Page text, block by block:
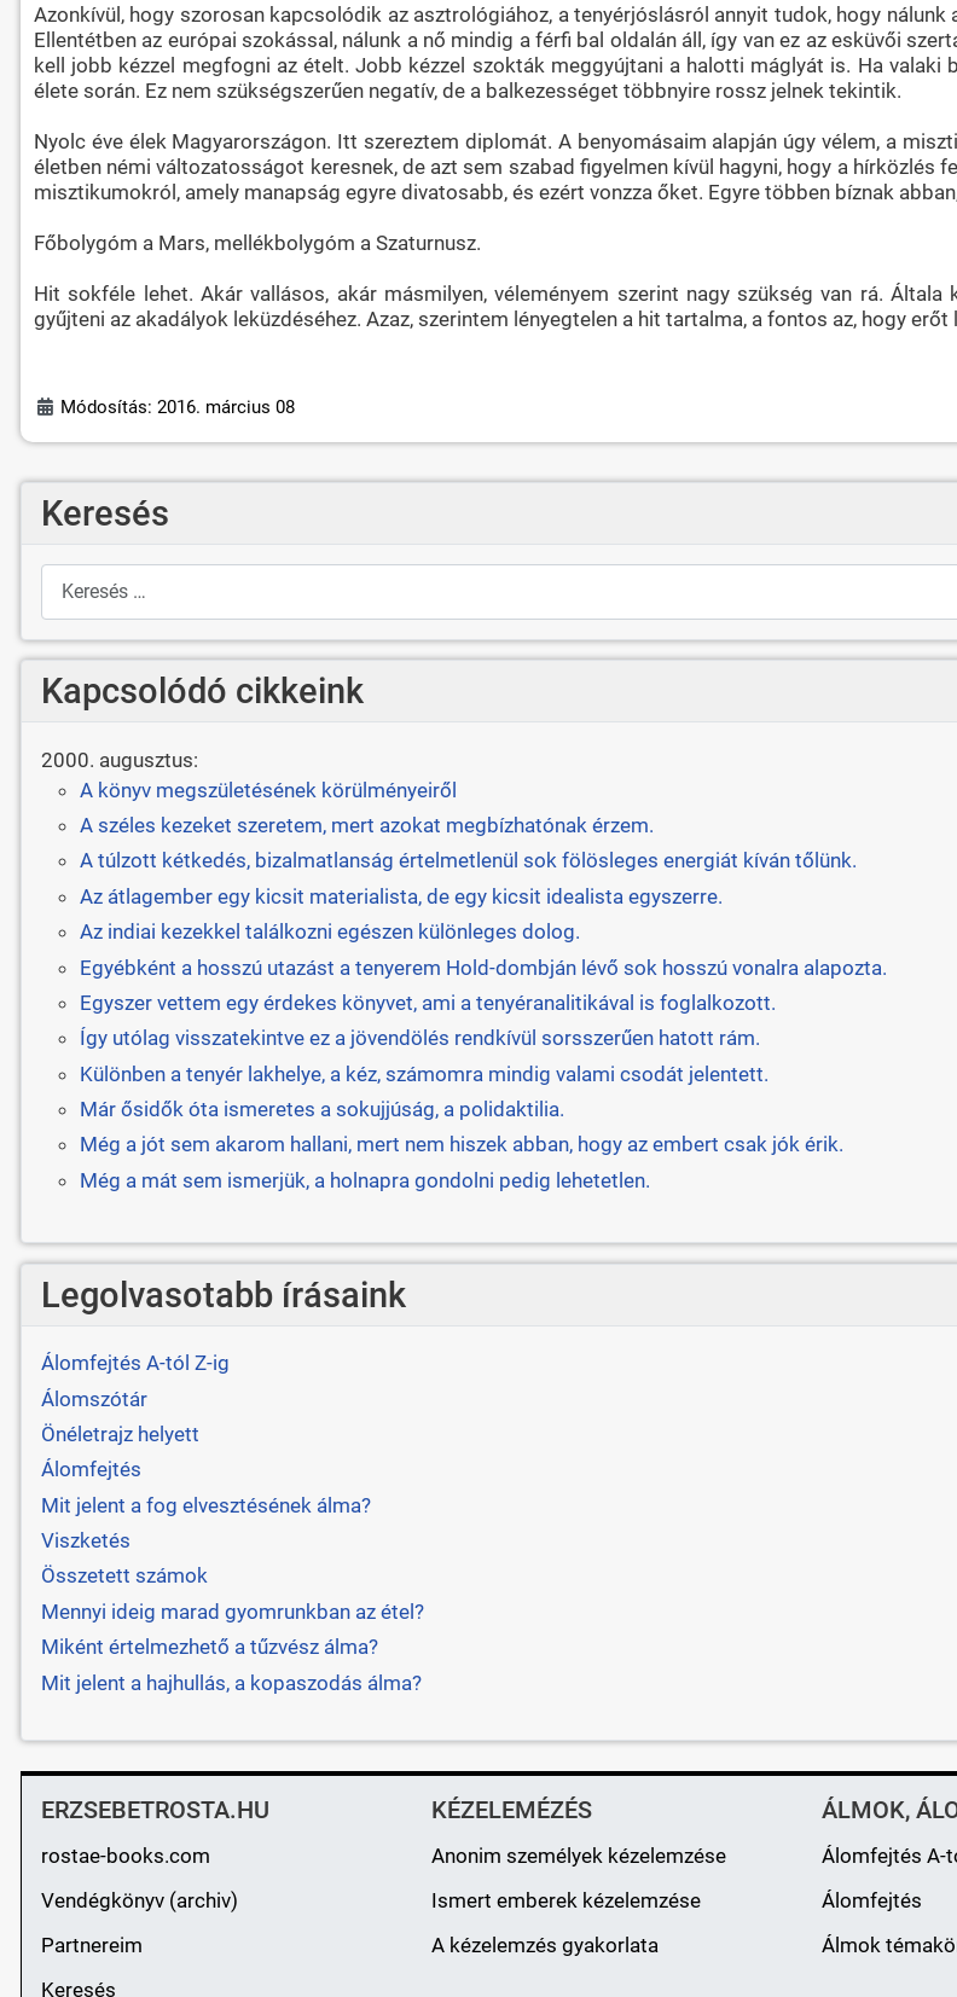
Azonkívül, hogy szorosan kapcsolódik az asztrológiához, a tenyérjóslásról annyit tudok, hogy
Ellentétben az európai szokással, nálunk a nő mindig a férfi bal oldalán áll, így van ez az esküvői
kell jobb kézzel megfogni az ételt. Jobb kézzel szokták meggyújtani a halotti máglyát is. Ha
élete során. Ez nem szükségszerűen negatív, de a balkezességet többnyire rossz jelnek tekintik.
Nyolc éve élek Magyarországon. Itt szereztem diplomát. A benyomásaim alapján úgy vélem, a
életben némi változatosságot keresnek, de azt sem szabad figyelmen kívül hagyni, hogy a hírközlés
misztikumokról, amely manapság egyre divatosabb, és ezért vonzza őket. Egyre többen bíznak
Főbolygóm a Mars, mellékbolygóm a Szaturnusz.
Hit sokféle lehet. Akár vallásos, akár másmilyen, véleményem szerint nagy szükség van rá.
gyűjteni az akadályok leküzdéséhez. Azaz, szerintem lényegtelen a hit tartalma, a fontos az, hogy
Módosítás: 2016. március 08
Keresés
Keresés
Kapcsolódó cikkeink
2000. augusztus:
A könyv megszületésének körülményeiről
A széles kezeket szeretem, mert azokat megbízhatónak érzem.
A túlzott kétkedés, bizalmatlanság értelmetlenül sok fölösleges energiát kíván tőlünk.
Az átlagember egy kicsit materialista, de egy kicsit idealista egyszerre.
Az indiai kezekkel találkozni egészen különleges dolog.
Egyébként a hosszú utazást a tenyerem Hold-dombján lévő sok hosszú vonalra alapozta.
Egyszer vettem egy érdekes könyvet, ami a tenyéranalitikával is foglalkozott.
Így utólag visszatekintve ez a jövendölés rendkívül sorsszerűen hatott rám.
Különben a tenyér lakhelye, a kéz, számomra mindig valami csodát jelentett.
Már ősidők óta ismeretes a sokujjúság, a polidaktilia.
Még a jót sem akarom hallani, mert nem hiszek abban, hogy az embert csak jók érik.
Még a mát sem ismerjük, a holnapra gondolni pedig lehetetlen.
Legolvasotabb írásaink
Álomfejtés A-tól Z-ig
Álomszótár
Önéletrajz helyett
Álomfejtés
Mit jelent a fog elvesztésének álma?
Viszketés
Összetett számok
Mennyi ideig marad gyomrunkban az étel?
Miként értelmezhető a tűzvész álma?
Mit jelent a hajhullás, a kopaszodás álma?
ERZSEBETROSTA.HU
rostae-books.com
Vendégkönyv (archiv)
Partnereim
Keresés
KÉZELEMÉZÉS
Anonim személyek kézelemzése
Ismert emberek kézelemzése
A kézelemzés gyakorlata
ÁLMOK,
Álomfejtés A-
Álomfejtés
Álmok